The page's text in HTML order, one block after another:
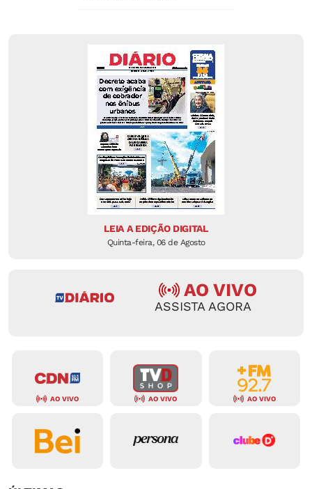
LEIA A EDIÇÃO DIGITAL
Quinta-feira, 06 de Agosto
AO VIVO
ASSISTA AGORA
AO VIVO AO VIVO AO VIVO